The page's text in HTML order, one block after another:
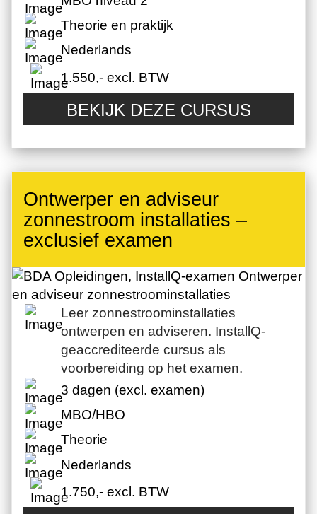
Theorie en praktijk
Nederlands
1.550,- excl. BTW
BEKIJK DEZE CURSUS
Ontwerper en adviseur
zonnestroom installaties –
exclusief examen
Leer zonnestroominstallaties
ontwerpen en adviseren. InstallQ-
geaccrediteerde cursus als
voorbereiding op het examen.
3 dagen (excl. examen)
MBO/HBO
Theorie
Nederlands
1.750,- excl. BTW